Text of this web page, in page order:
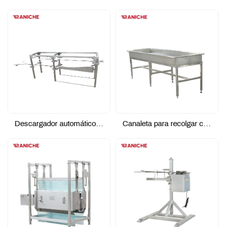
Descargador automático de pies - Sin tipo de alimentación Canaleta para recolgar cadáveres